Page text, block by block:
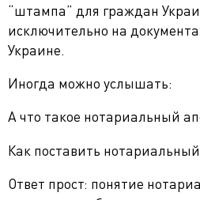
“штампа” для граждан
исключительно на
Украине.
Иногда можно услышать:
А что такое нотариальный
Как поставить
Ответ прост: понятие